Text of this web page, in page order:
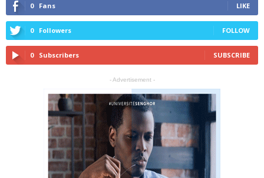
0 Fans LIKE
0 Followers FOLLOW
0 Subscribers SUBSCRIBE
- Advertisement -